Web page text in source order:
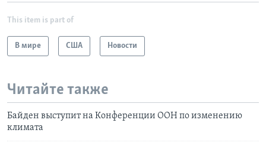
This item is part of
В мире США Новости
Читайте также
Байден выступит на Конференции ООН по изменению
климата